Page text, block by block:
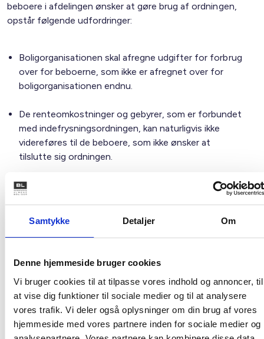
Samtykke Detaljer Om
Denne hjemmeside bruger cookies
Vi bruger cookies til at tilpasse vores indhold og annoncer, til
at vise dig funktioner til sociale medier og til at analysere
vores trafik. Vi deler også oplysninger om din brug af vores
hjemmeside med vores partnere inden for sociale medier og
beboere i afdelingen ønsker at gøre brug af ordningen,
opstår følgende udfordringer:
Boligorganisationen skal afregne udgifter for forbrug
over for beboerne, som ikke er afregnet over for
boligorganisationen endnu.
De renteomkostninger og gebyrer, som er forbundet
med indefrysningsordningen, kan naturligvis ikke
videreføres til de beboere, som ikke ønsker at
tilslutte sig ordningen.
Derfor ender udgiften i boligafdelingen, og dermed
kommer de beboere, som fravælger ordningen,
De beboere, som tilslutter sig
deres egne renteomkostninger og
administrationsgebyrer, som de pålægges direkte, og
dernæst renteudgifterne og administrationsgebyrer
for de beboere, som ikke ønskede at tilslutte sig
ordningen, over huslejen.